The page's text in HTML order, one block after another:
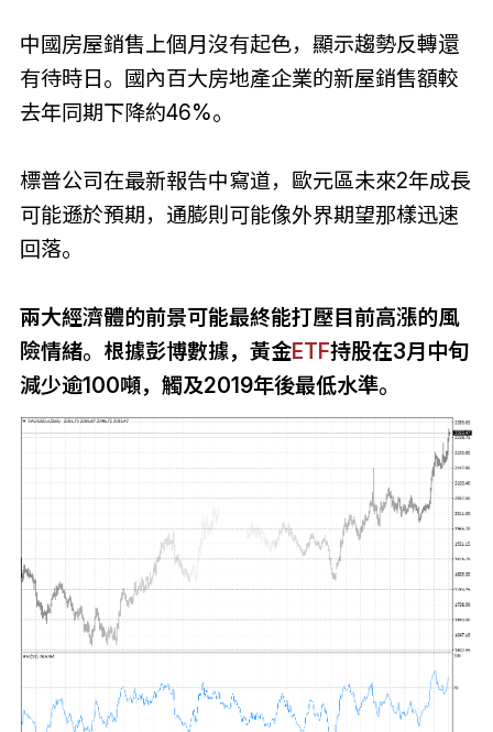
中國房屋銷售上個月沒有起色，顯示趨勢反轉還
有待時日。國內百大房地產企業的新屋銷售額較
去年同期下降約46%。
標普公司在最新報告中寫道，歐元區未來2年成長
可能遜於預期，通膨則可能像外界期望那樣迅速
回落。
兩大經濟體的前景可能最終能打壓目前高漲的風
險情緒。根據彭博數據，黃金ETF持股在3月中旬
減少逾100噸，觸及2019年後最低水準。